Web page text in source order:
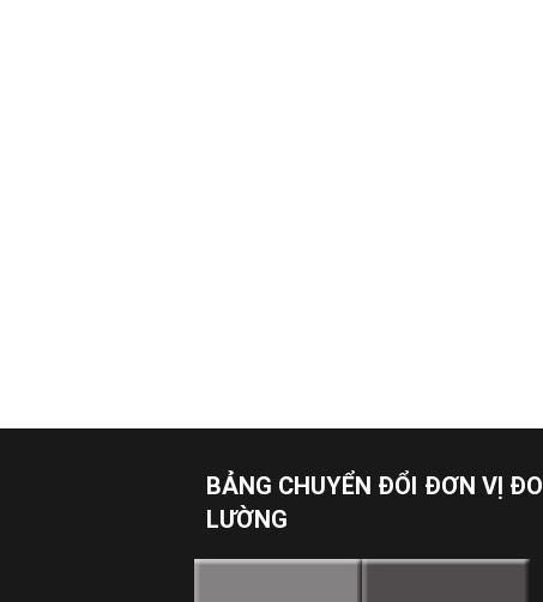
BẢNG CHUYỂN ĐỔI ĐƠN VỊ ĐO
LƯỜNG